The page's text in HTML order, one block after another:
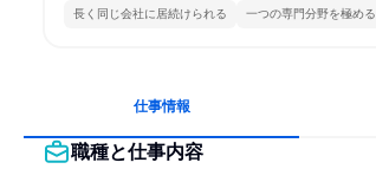
長く同じ会社に居続けられる 一つの専門分野を極める
仕事情報
職種と仕事内容